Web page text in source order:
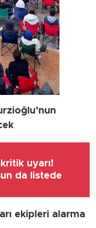
uyarı!
da listede
ekipleri alarma